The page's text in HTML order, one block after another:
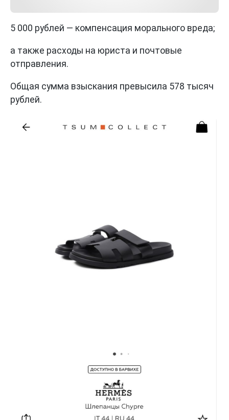
5 000 рублей — компенсация морального вреда;
а также расходы на юриста и почтовые
отправления.
Общая сумма взыскания превысила 578 тысяч
рублей.